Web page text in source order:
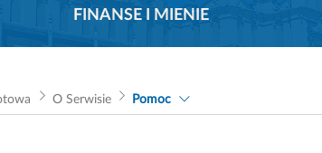
FINANSE I MIENIE
O Serwisie Pomoc